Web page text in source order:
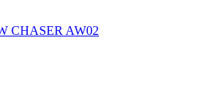
CHASER AW02